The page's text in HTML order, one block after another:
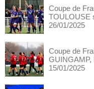
Coupe de
TOULOUSE
26/01/2025
Coupe de
GUINGAMP,
15/01/2025